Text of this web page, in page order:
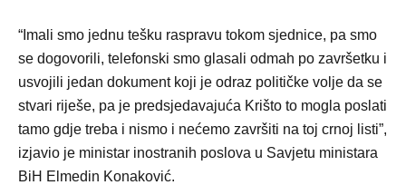
“Imali smo jednu tešku raspravu tokom sjednice, pa smo
se dogovorili, telefonski smo glasali odmah po završetku i
usvojili jedan dokument koji je odraz političke volje da se
stvari riješe, pa je predsjedavajuća Krišto to mogla poslati
tamo gdje treba i nismo i nećemo završiti na toj crnoj listi”,
izjavio je ministar inostranih poslova u Savjetu ministara
BiH Elmedin Konaković.